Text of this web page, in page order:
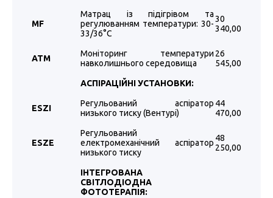
MF
Матрац із підігрівом та
регулюванням температури: 30-
33/36°C
30
340,00
ATM
Моніторинг температури
навколишнього середовища
26
545,00
АСПІРАЦІЙНІ УСТАНОВКИ:
ESZI
Регульований аспіратор
низького тиску (Вентурі)
44
470,00
ESZE
Регульований
електромеханічний аспіратор
низького тиску
48
250,00
ІНТЕГРОВАНА
СВІТЛОДІОДНА
ФОТОТЕРАПІЯ: